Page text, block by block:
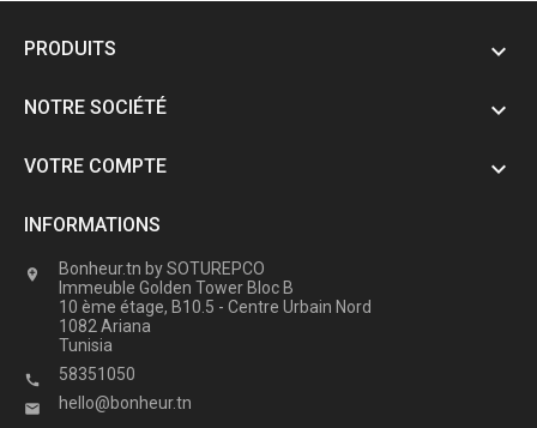
PRODUITS 
NOTRE SOCIÉTÉ 
VOTRE COMPTE 
INFORMATIONS

Bonheur.tn by SOTUREPCO
Immeuble Golden Tower Bloc B
10 ème étage, B10.5 - Centre Urbain Nord
1082 Ariana
Tunisia
 58351050
 hello@bonheur.tn